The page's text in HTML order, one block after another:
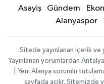
Asayiş Gündem
Alanyaspor
Sitede yayınlanan içerik ve
Yayınlanan yorumlardan
| Yeni Alanya sorumlu
sayfada açılır. Sitemizde